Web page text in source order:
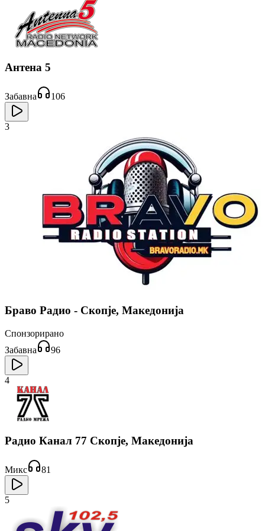
Антена 5
Забавна 106
3
Браво Радио - Скопје, Македонија
Спонзорирано
Забавна
96
4
Радио Канал 77 Скопје, Македонија
Микс 81
5